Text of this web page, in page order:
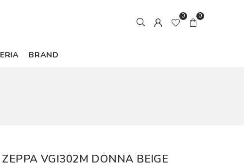
0 0
BRAND
VGI302M DONNA BEIGE